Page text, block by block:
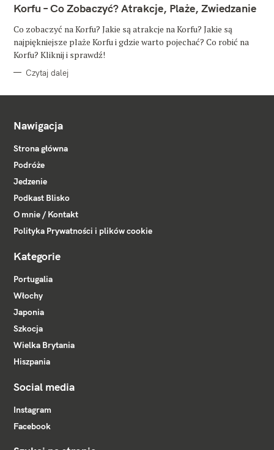
T
E
O
R
I
Korfu – Co Zobaczyć? Atrakcje, Plaże, Zwiedzanie
Co zobaczyć na Korfu? Jakie są atrakcje na Korfu? Jakie są
najpiękniejsze plaże Korfu i gdzie warto pojechać? Co robić na
Korfu? Kliknij i sprawdź!
Czytaj dalej
Nawigacja
Strona główna
Podróże
Jedzenie
Podkast Blisko
O mnie / Kontakt
Polityka Prywatności i plików cookie
Kategorie
Portugalia
Włochy
Japonia
Szkocja
Wielka Brytania
Hiszpania
Social media
Instagram
Facebook